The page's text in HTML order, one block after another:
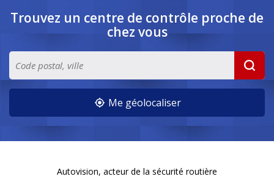
Trouvez un centre de contrôle proche de
chez vous
Me géolocaliser
Autovision, acteur de la sécurité routière